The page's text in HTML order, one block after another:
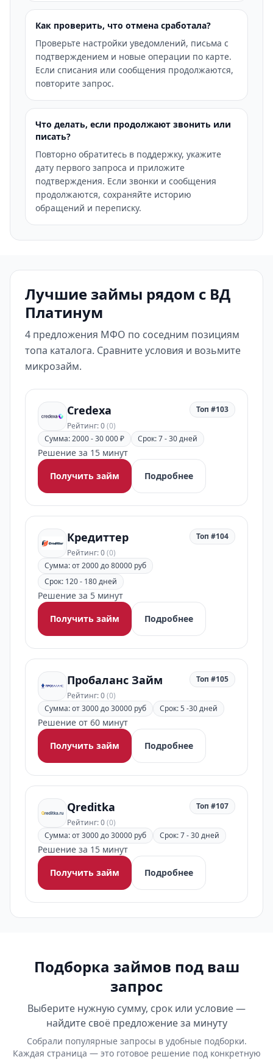
Как проверить, что отмена сработала?
Проверьте настройки уведомлений, письма с
подтверждением и новые операции по карте.
Если списания или сообщения продолжаются,
повторите запрос.
Что делать, если продолжают звонить или
писать?
Повторно обратитесь в поддержку, укажите
дату первого запроса и приложите
подтверждения. Если звонки и сообщения
продолжаются, сохраняйте историю
обращений и переписку.
Лучшие займы рядом с ВД
Платинум
4 предложения МФО по соседним позициям
топа каталога. Сравните условия и возьмите
микрозайм.
Credexa
Рейтинг: 0(0)
Топ #103
Сумма: 2000 - 30 000 ₽ Срок: 7 - 30 дней
Решение за 15 минут
Получить займ
Подробнее
Кредиттер
Рейтинг: 0(0)
Топ #104
Сумма: от 2000 до 80000 руб
Срок: 120 - 180 дней
Решение за 5 минут
Получить займ
Подробнее
Пробаланс Займ
Рейтинг: 0(0)
Топ #105
Сумма: от 3000 до 30000 руб Срок: 5 -30 дней
Решение от 60 минут
Получить займ
Подробнее
Qreditka
Рейтинг: 0(0)
Топ #107
Сумма: от 3000 до 30000 руб Срок: 7 - 30 дней
Решение за 15 минут
Получить займ
Подробнее
Подборка займов под ваш
запрос
Выберите нужную сумму, срок или условие —
найдите своё предложение за минуту
Собрали популярные запросы в удобные подборки.
Каждая страница — это готовое решение под конкретную